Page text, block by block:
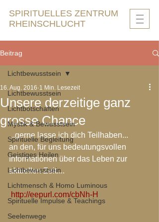
SPIRITUELLES ZENTRUM
RHEINSCHLUCHT
Beitrag
Lichtbewusstsein
Lichtbotschaften
Mystik & Bewusstsein
Spirituelle Begleitung
Geistiges Heilen
Lichtbewusstsein
Lichtmensch & Homo Luminous
Spirituelle Impulse & Teachings
Seelenwege
Lichtbewusstsein
Unsere derzeitige ganz
grosse Chance
16. Aug. 2016 1 Min. Lesezeit
...gerne lasse ich dich Teilhaben...
an den, für uns bedeutungsvollen
Informationen über das Leben zur
aktuellen Zeit....
http://eepurl.com/cbNh-H